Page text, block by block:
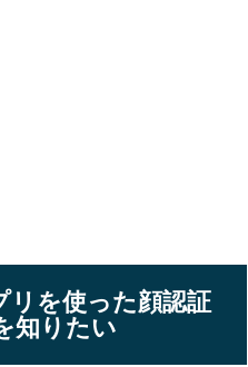
を使った顔認証
知りたい